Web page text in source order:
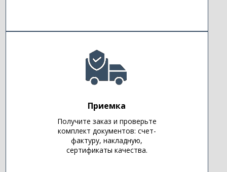
Приемка
Получите заказ и проверьте
комплект документов: счет-
фактуру, накладную,
сертификаты качества.